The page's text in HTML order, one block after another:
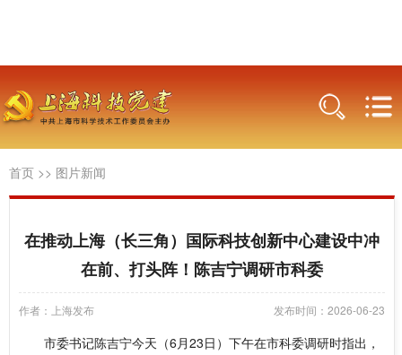
首页 >> 图片新闻
在推动上海（长三角）国际科技创新中心建设中冲
在前、打头阵！陈吉宁调研市科委
作者：上海发布 发布时间：2026-06-23
市委书记陈吉宁今天（6月23日）下午在市科委调研时指出，